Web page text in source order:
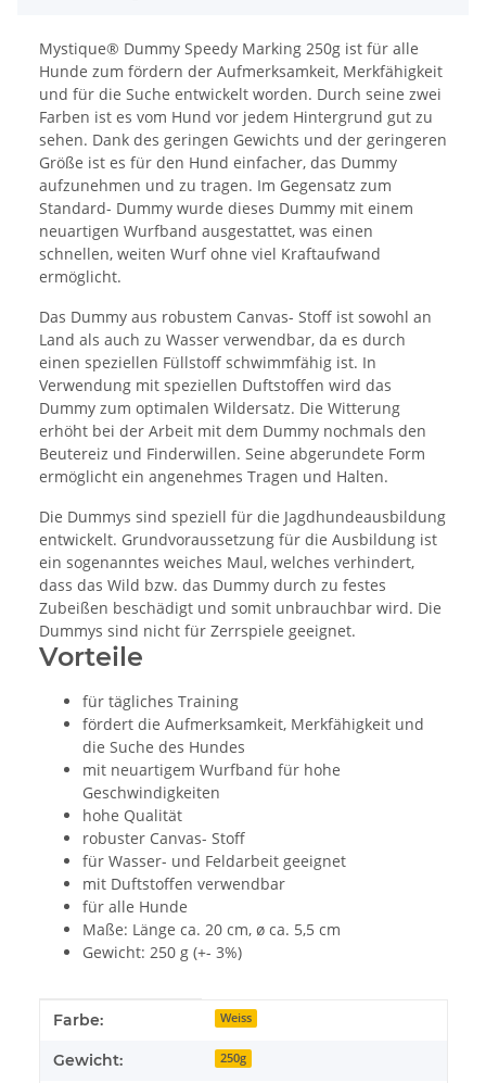
Mystique® Dummy Speedy Marking 250g ist für alle
Hunde zum fördern der Aufmerksamkeit, Merkfähigkeit
und für die Suche entwickelt worden. Durch seine zwei
Farben ist es vom Hund vor jedem Hintergrund gut zu
sehen. Dank des geringen Gewichts und der geringeren
Größe ist es für den Hund einfacher, das Dummy
aufzunehmen und zu tragen. Im Gegensatz zum
Standard- Dummy wurde dieses Dummy mit einem
neuartigen Wurfband ausgestattet, was einen
schnellen, weiten Wurf ohne viel Kraftaufwand
ermöglicht.
Das Dummy aus robustem Canvas- Stoff ist sowohl an
Land als auch zu Wasser verwendbar, da es durch
einen speziellen Füllstoff schwimmfähig ist. In
Verwendung mit speziellen Duftstoffen wird das
Dummy zum optimalen Wildersatz. Die Witterung
erhöht bei der Arbeit mit dem Dummy nochmals den
Beutereiz und Finderwillen. Seine abgerundete Form
ermöglicht ein angenehmes Tragen und Halten.
Die Dummys sind speziell für die Jagdhundeausbildung
entwickelt. Grundvoraussetzung für die Ausbildung ist
ein sogenanntes weiches Maul, welches verhindert,
dass das Wild bzw. das Dummy durch zu festes
Zubeißen beschädigt und somit unbrauchbar wird. Die
Dummys sind nicht für Zerrspiele geeignet.
Vorteile
für tägliches Training
fördert die Aufmerksamkeit, Merkfähigkeit und
die Suche des Hundes
mit neuartigem Wurfband für hohe
Geschwindigkeiten
hohe Qualität
robuster Canvas- Stoff
für Wasser- und Feldarbeit geeignet
mit Duftstoffen verwendbar
für alle Hunde
Maße: Länge ca. 20 cm, ø ca. 5,5 cm
Gewicht: 250 g (+- 3%)
Produkteigenschaft
Wert
Farbe: Weiss
Gewicht: 250g